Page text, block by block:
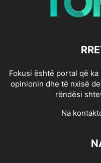
Fokusi është portal që
opinionin dhe të nxisë
rëndësi
Na